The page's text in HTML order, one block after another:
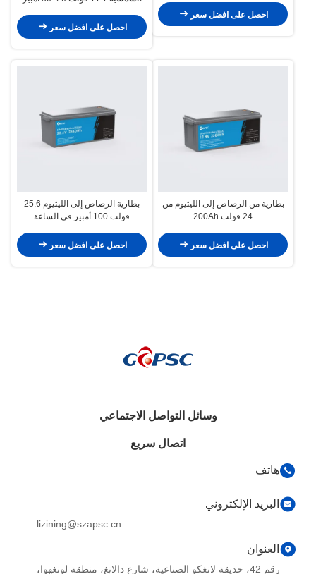
احصل على افضل سعر
احصل على افضل سعر
بطارية من الرصاص إلى الليثيوم من
24 فولت 200Ah
احصل على افضل سعر
بطارية الرصاص إلى الليثيوم 25.6
فولت 100 أمبير في الساعة
احصل على افضل سعر
وسائل التواصل الاجتماعي
اتصال سريع
هاتف
البريد الإلكتروني
lizining@szapsc.cn
العنوان
رقم 42، حديقة لانغكو الصناعية، شارع دالانغ، منطقة لونغهوا،